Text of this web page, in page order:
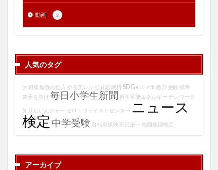
動画 3
人気のタグ
大相撲 勉強の仕方 やる気レシピ 化石燃料 SDGs スマホ 教育 受験 紙幣
青天を衝け 毎日小学生新聞 再生可能エネルギー テレワーク
知りたいんジャー ゼロ・ウェイストセンター ニュース
検定 中学受験 自転車保険 渋沢栄一 地図地理検定
アーカイブ